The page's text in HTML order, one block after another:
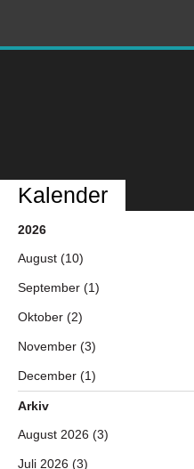
Kalender
2026
August (10)
September (1)
Oktober (2)
November (3)
December (1)
Arkiv
August 2026 (3)
Juli 2026 (3)